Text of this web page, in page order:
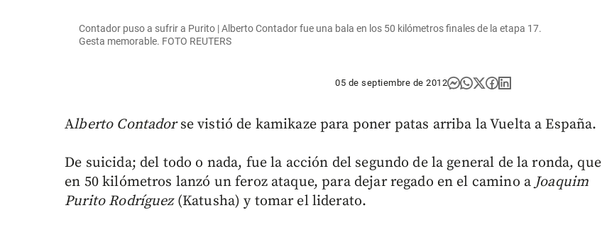
Contador puso a sufrir a Purito | Alberto Contador fue una bala en los 50 kilómetros finales de la etapa 17.
Gesta memorable. FOTO REUTERS
05 de septiembre de 2012
Alberto Contadorse vistió de kamikaze para poner patas arriba la Vuelta a España.
De suicida; del todo o nada, fue la acción del segundo de la general de la ronda, que
en 50 kilómetros lanzó un feroz ataque, para dejar regado en el camino aJoaquim
Purito Rodríguez (Katusha) y tomar el liderato.